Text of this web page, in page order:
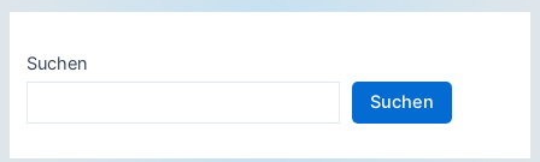
setzt
durch
Suchen
Suchen